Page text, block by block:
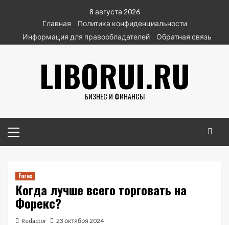
содержимому
8 августа 2026
Главная
Политика конфиденциальности
Информация для правообладателей
Обратная связь
LIBORUI.RU
БИЗНЕС И ФИНАНСЫ
меню
Forex
Когда лучше всего торговать на
Форекс?
Redactor 23 октября 2024